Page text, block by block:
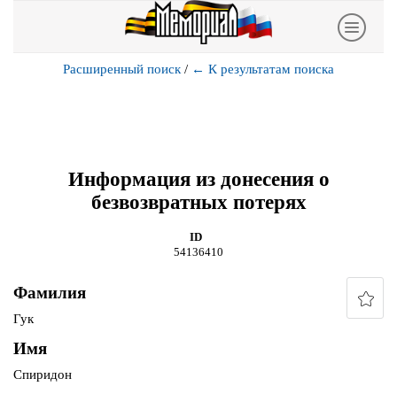
Расширенный поиск / ← К результатам поиска
Информация из донесения о
безвозвратных потерях
ID
54136410
Фамилия
Гук
Имя
Спиридон